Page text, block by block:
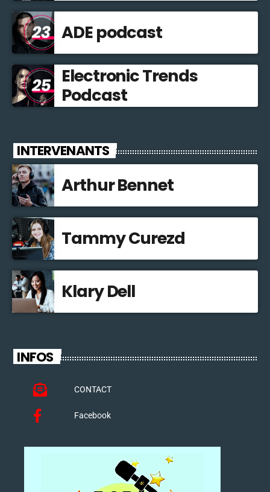
ADE podcast
Electronic Trends
Podcast
INTERVENANTS
Arthur Bennet
Tammy Curezd
Klary Dell
INFOS
CONTACT
Facebook